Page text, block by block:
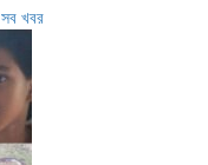
সব খবর